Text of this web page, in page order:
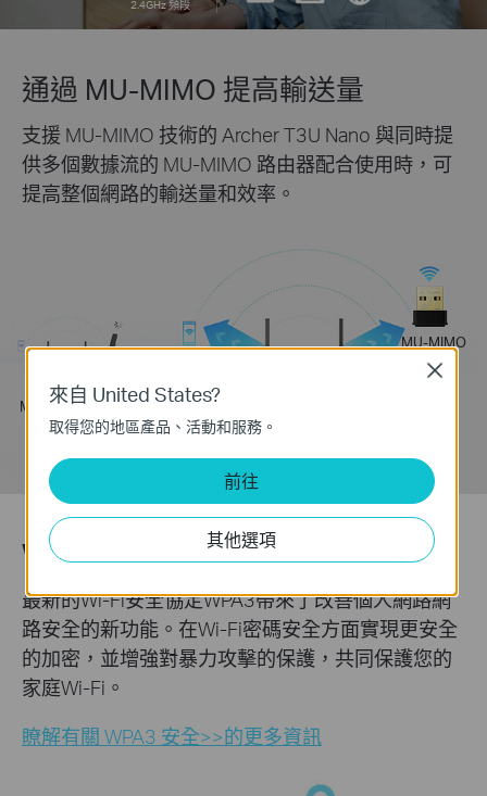
2.4GHz 頻段
通過 MU-MIMO 提高輸送量
支援 MU-MIMO 技術的 Archer T3U Nano 與同時提
供多個數據流的 MU-MIMO 路由器配合使用時，可
提高整個網路的輸送量和效率。
MU-MIMO 路由
器
MU-MIMO
適配器
WPA3 的高級安全性
最新的Wi-Fi安全協定WPA3帶來了改善個人網路網
路安全的新功能。在Wi-Fi密碼安全方面實現更安全
的加密，並增強對暴力攻擊的保護，共同保護您的
家庭Wi-Fi。
瞭解有關 WPA3 安全>>的更多資訊
來自 United States?
取得您的地區產品、活動和服務。
前往
其他選項
Close